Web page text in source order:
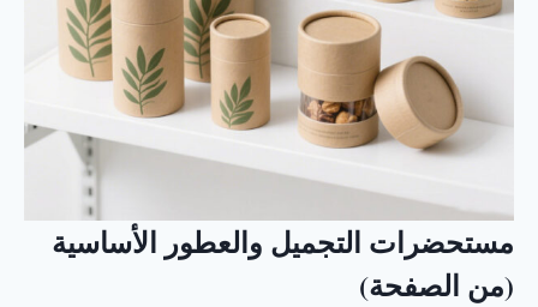
مستحضرات التجميل والعطور الأساسية
(من الصفحة)